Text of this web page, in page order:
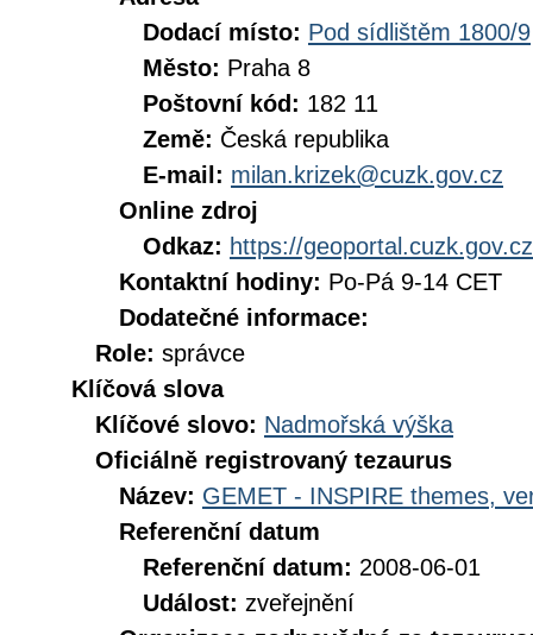
Dodací místo: Pod sídlištěm 1800/9
Město: Praha 8
Poštovní kód: 182 11
Země: Česká republika
E-mail: milan.krizek@cuzk.gov.cz
Online zdroj
Odkaz: https://geoportal.cuzk.gov.cz
Kontaktní hodiny: Po-Pá 9-14 CET
Dodatečné informace:
Role: správce
Klíčová slova
Klíčové slovo: Nadmořská výška
Oficiálně registrovaný tezaurus
Název: GEMET - INSPIRE themes,
Referenční datum
Referenční datum: 2008-06-01
Událost: zveřejnění